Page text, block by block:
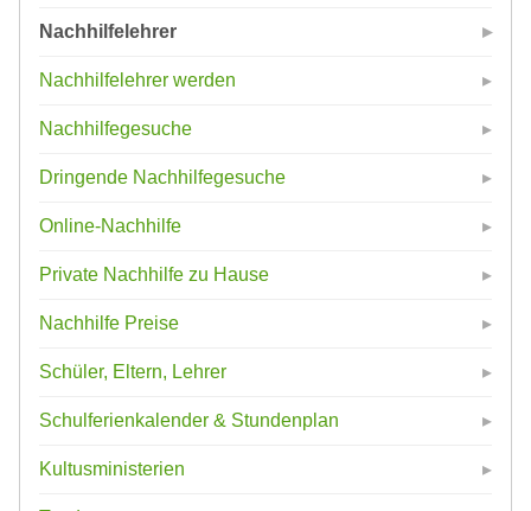
Nachhilfelehrer
Nachhilfelehrer werden
Nachhilfegesuche
Dringende Nachhilfegesuche
Online-Nachhilfe
Private Nachhilfe zu Hause
Nachhilfe Preise
Schüler, Eltern, Lehrer
Schulferienkalender & Stundenplan
Kultusministerien